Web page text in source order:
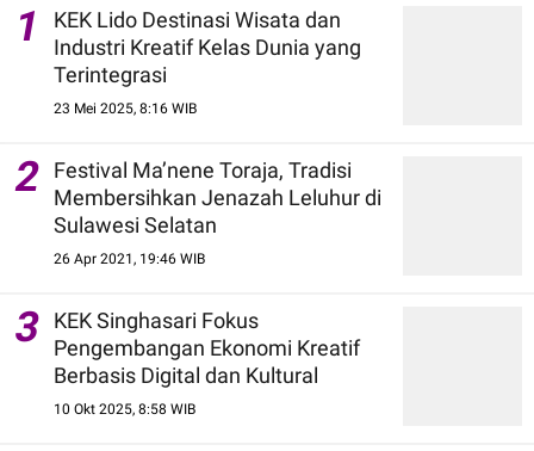
1
KEK Lido Destinasi Wisata dan
Industri Kreatif Kelas Dunia yang
Terintegrasi
23 Mei 2025, 8:16 WIB
2
Festival Ma’nene Toraja, Tradisi
Membersihkan Jenazah Leluhur di
Sulawesi Selatan
26 Apr 2021, 19:46 WIB
3
KEK Singhasari Fokus
Pengembangan Ekonomi Kreatif
Berbasis Digital dan Kultural
10 Okt 2025, 8:58 WIB